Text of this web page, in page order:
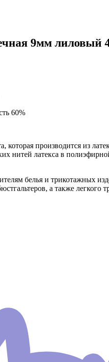
9мм лиловый
60%
которая производится из
нитей латекса в
белья и трикотажных
а также легкого